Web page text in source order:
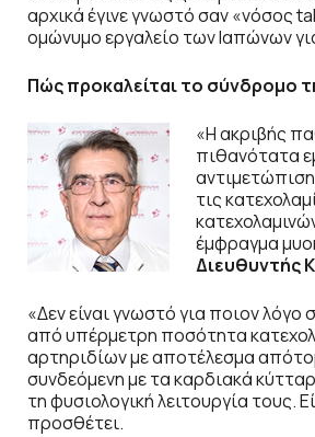
αρχικά έγινε γνωστό σαν «νόσος
ομώνυμο εργαλείο των Ιαπώνων
Πώς προκαλείται το σύνδρομο
«Η ακριβής
πιθανότατα
τις
έμφραγμα
Διευθυντής
«Δεν είναι γνωστό για ποιον
από υπέρμετρη ποσότητα
αρτηριδίων με αποτέλεσμα
συνδεόμενη με τα καρδιακά
τη φυσιολογική λειτουργία τους.
προσθέτει.